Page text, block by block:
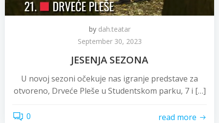
by dah.teatar
September 30, 2023
JESENJA SEZONA
U novoj sezoni očekuje nas igranje predstave za
otvoreno, Drveće Pleše u Studentskom parku, 7 i […]
0 read more